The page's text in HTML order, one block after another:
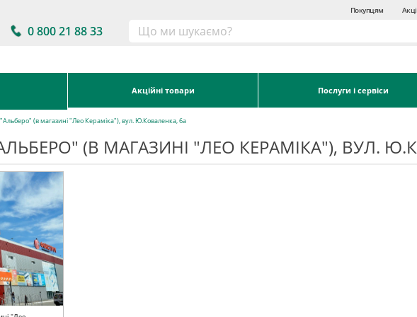
Покупцям
0 800 21 88 33
Акційні товари Послуги і сервіси
(в магазині "Лео Кераміка"), вул. Ю.Коваленка, 6а
(В МАГАЗИНІ "ЛЕО КЕРАМІКА"), ВУЛ.